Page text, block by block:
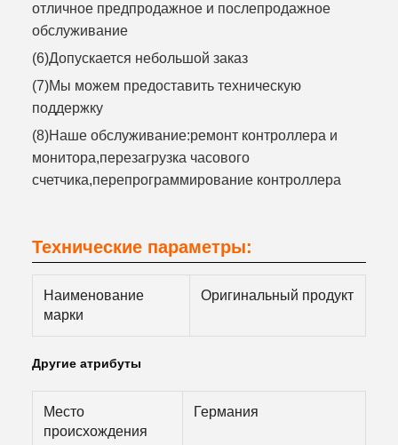
отличное предпродажное и послепродажное
обслуживание
(6)Допускается небольшой заказ
(7)Мы можем предоставить техническую
поддержку
(8)Наше обслуживание:ремонт контроллера и
монитора,перезагрузка часового
счетчика,перепрограммирование контроллера
Технические параметры:
Наименование
марки
Оригинальный продукт
Другие атрибуты
Место
происхождения
Германия